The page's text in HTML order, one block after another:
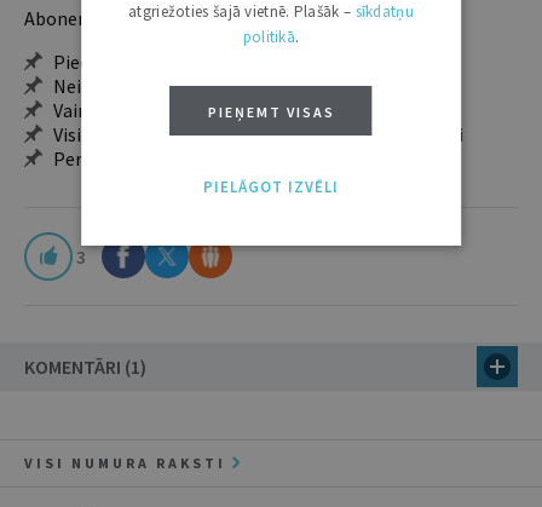
Abonentu ieguvumi:
Pieeja jaunākajam izdevumam
Neierobežota pieeja arhīvam – 24 h/7 d.
Vairāk nekā 18 000 rakstu un 2000 autoru
Visi tematiskie numuri un ikgadējie grāmatžurnāli
Personalizētās iespējas – piezīmes, citāti, mapes
3
KOMENTĀRI (1)
VISI NUMURA RAKSTI
atgriežoties šajā vietnē. Plašāk – sīkdatņu
politikā.
PIEŅEMT VISAS
PIELĀGOT IZVĒLI